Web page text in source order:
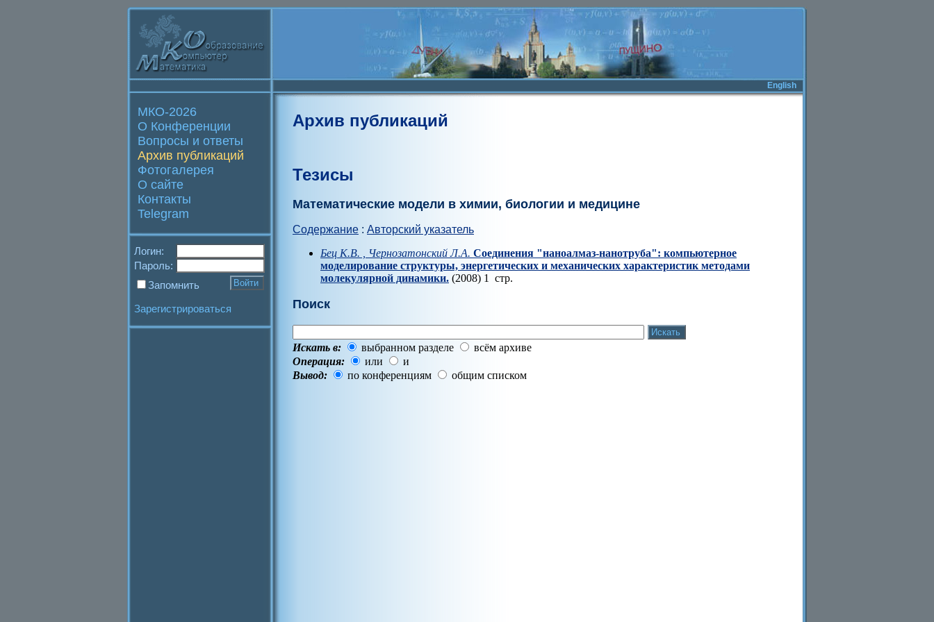
English
МКО-2026
О Конференции
Вопросы и ответы
Архив публикаций
Фотогалерея
О сайте
Контакты
Telegram
Логин:
Пароль:
Запомнить
Зарегистрироваться
Архив публикаций
Тезисы
Математические модели в химии, биологии и медицине
Содержание : Авторский указатель
Бец К.В. , Чернозатонский Л.А. Соединения "наноалмаз-нанотруба": компьютерное
моделирование структуры, энергетических и механических характеристик методами
молекулярной динамики. (2008) 1 стр.
Поиск
Искать в: выбранном разделе
всём архиве
Операция:
или
и
Вывод:
по конференциям общим списком